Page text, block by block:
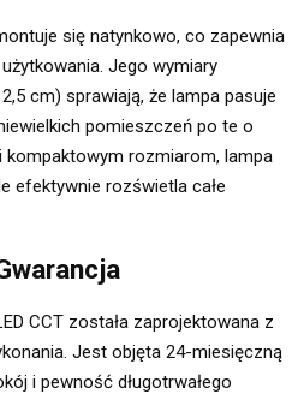
się natynkowo, co zapewnia
Jego wymiary
cm) sprawiają, że lampa pasuje
pomieszczeń po te o
kompaktowym rozmiarom, lampa
efektywnie rozświetla całe
CCT została zaprojektowana z
Jest objęta 24-miesięczną
i pewność długotrwałego